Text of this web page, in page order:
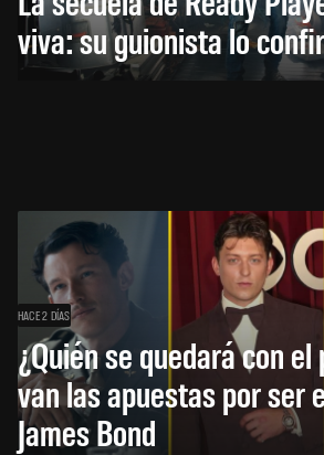
viva: su guionista lo
HACE 2 DÍAS
¿Quién se quedará con el
van las apuestas por ser
James Bond